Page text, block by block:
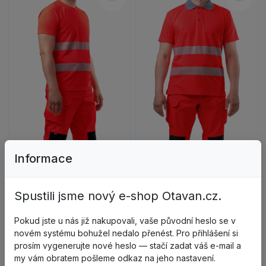
Porovnat – HELIOS Tričko,
Zobrazit detail produktu HELIOS Tričko, reflexní
Z97819
HELIOS Tričko, reflexní
červené
Zobrazit detail
Z97817
HELIOS Polokošile, reflexní
Informace
Spustili jsme nový e-shop Otavan.cz.
Pokud jste u nás již nakupovali, vaše původní heslo se v
novém systému bohužel nedalo přenést. Pro přihlášení si
prosím vygenerujte nové heslo — stačí zadat váš e-mail a
my vám obratem pošleme odkaz na jeho nastavení.